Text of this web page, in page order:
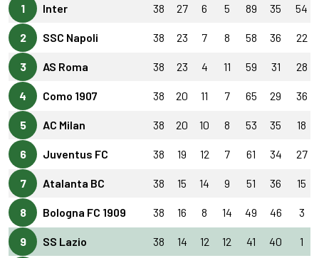
1 Inter 38 27 6 5 89 35 54
2 SSC Napoli 38 23 7 8 58 36 22
3 AS Roma 38 23 4 11 59 31 28
4 Como 1907 38 20 11 7 65 29 36
5 AC Milan 38 20 10 8 53 35 18
6 Juventus FC 38 19 12 7 61 34 27
7 Atalanta BC 38 15 14 9 51 36 15
8 Bologna FC 1909 38 16 8 14 49 46 3
9 SS Lazio 38 14 12 12 41 40 1